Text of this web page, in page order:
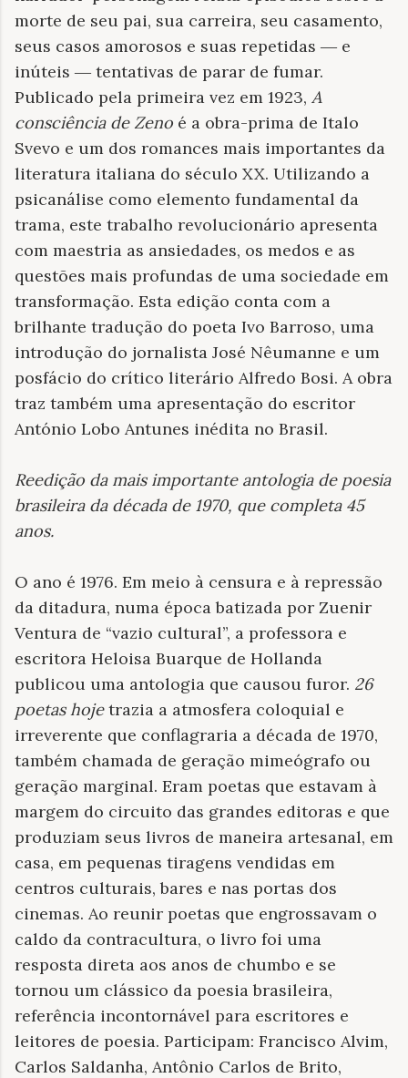
morte de seu pai, sua carreira, seu casamento,
seus casos amorosos e suas repetidas ― e
inúteis ― tentativas de parar de fumar.
Publicado pela primeira vez em 1923, A
consciência de Zeno é a obra-prima de Italo
Svevo e um dos romances mais importantes da
literatura italiana do século XX. Utilizando a
psicanálise como elemento fundamental da
trama, este trabalho revolucionário apresenta
com maes­tria as ansiedades, os medos e as
questões mais pro­fundas de uma sociedade em
transformação. Esta edição conta com a
brilhante tradução do poeta Ivo Barroso, uma
introdução do jornalista José Nêumanne e um
posfácio do crítico literário Alfredo Bosi. A obra
traz também uma apresentação do escritor
António Lo­bo Antunes inédita no Brasil.
Reedição da mais importante antologia de poesia
brasileira da década de 1970, que completa 45
anos.
O ano é 1976. Em meio à censura e à repressão
da ditadura, numa época batizada por Zuenir
Ventura de “vazio cultural”, a professora e
escritora Heloisa Buarque de Hollanda
publicou uma antologia que causou furor. 26
poetas hojetrazia a atmosfera coloquial e
irreverente que conflagraria a década de 1970,
também chamada de geração mimeógrafo ou
geração marginal. Eram poetas que estavam à
margem do circuito das grandes editoras e que
produziam seus livros de maneira artesanal, em
casa, em pequenas tiragens vendidas em
centros culturais, bares e nas portas dos
cinemas. Ao reunir poetas que engrossavam o
caldo da contracultura, o livro foi uma
resposta direta aos anos de chumbo e se
tornou um clássico da poesia brasileira,
referência incontornável para escritores e
leitores de poesia. Participam: Francisco Alvim,
Carlos Saldanha, Antônio Carlos de Brito,